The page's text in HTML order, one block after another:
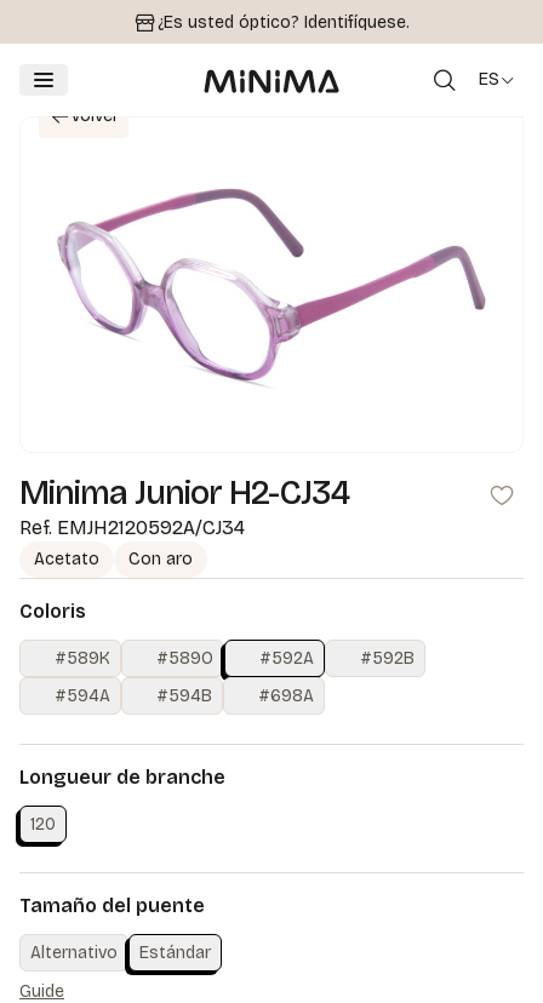
¿Es usted óptico? Identifíquese.
ES
Volver
Minima Junior H2-CJ34
Ref. EMJH2120592A/CJ34
Acetato Con aro
Coloris
#589K #589O #592A
#592B
#594A
#594B #698A
Longueur de branche
120
Tamaño del puente
Alternativo
Estándar
Guide